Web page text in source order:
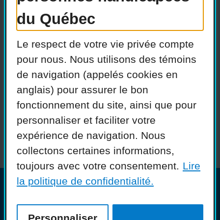
du Québec
Le respect de votre vie privée compte
pour nous. Nous utilisons des témoins
de navigation (appelés cookies en
anglais) pour assurer le bon
fonctionnement du site, ainsi que pour
personnaliser et faciliter votre
expérience de navigation. Nous
collectons certaines informations,
toujours avec votre consentement. Lire
la politique de confidentialité.
Actualités
Devenir membre
Nous joindre
Nous recrutons
Réseaux sociaux
Guide sur l’accessibilité
universelle
FAQ
2026. Tous droits réservés.